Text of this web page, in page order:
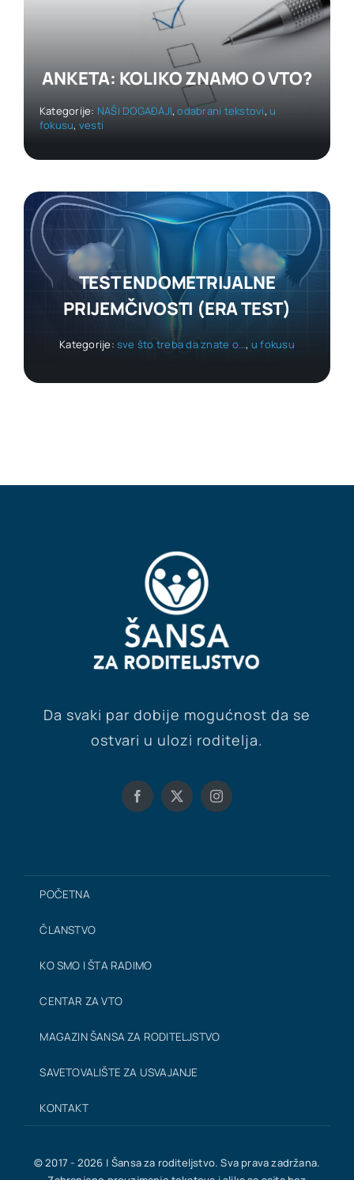
ANKETA: KOLIKO ZNAMO O VTO?
Kategorije: NAŠI DOGAĐAJI,odabrani tekstovi,u
fokusu, vesti
TEST ENDOMETRIJALNE
PRIJEMČIVOSTI (ERA TEST)
Kategorije: sve što treba da znate o..., u fokusu
Da svaki par dobije mogućnost da se
ostvari u ulozi roditelja.
POČETNA
ČLANSTVO
KO SMO I ŠTA RADIMO
CENTAR ZA VTO
MAGAZIN ŠANSA ZA RODITELJSTVO
SAVETOVALIŠTE ZA USVAJANJE
KONTAKT
© 2017 - 2026 | Šansa za roditeljstvo. Sva prava zadržana.